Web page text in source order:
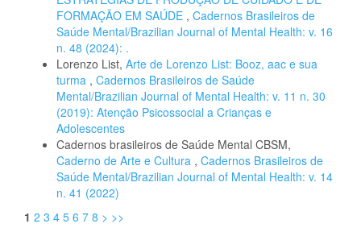
FORMAÇÃO EM SAÚDE , Cadernos Brasileiros de
Saúde Mental/Brazilian Journal of Mental Health: v. 16
n. 48 (2024): .
Lorenzo List, Arte de Lorenzo List: Booz, aac e sua
turma , Cadernos Brasileiros de Saúde
Mental/Brazilian Journal of Mental Health: v. 11 n. 30
(2019): Atenção Psicossocial a Crianças e
Adolescentes
Cadernos brasileiros de Saúde Mental CBSM,
Caderno de Arte e Cultura , Cadernos Brasileiros de
Saúde Mental/Brazilian Journal of Mental Health: v. 14
n. 41 (2022)
1 2 3 4 5 6 7 8 > >>